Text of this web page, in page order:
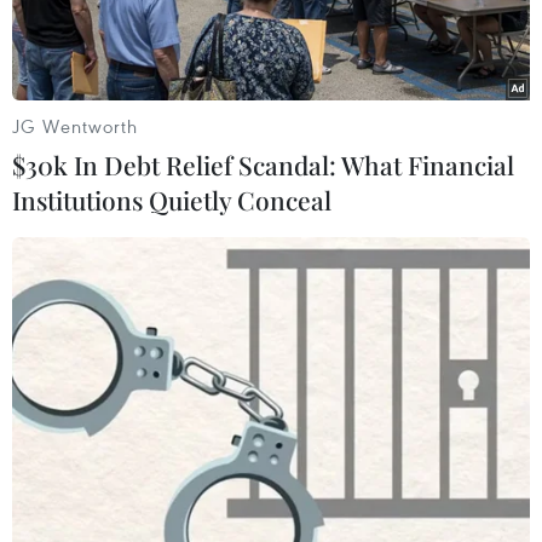
Các phương tiện xếp hàng dài chờ qua cửa khẩu Bobrowniki
sau khi Ba Lan đóng cửa khẩu này, ngày 13/11/2021. (Ảnh:
AFP/TTXVN)
Ngày 17/2, Belarus thông báo hạn chế các xe tải
Ba Lan tiếp cận lãnh thổ nước này và trục xuất
một nhân viên liên lạc sau khi Warsaw quyết
JG Wentworth
$30k In Debt Relief Scandal: What Financial
Institutions Quietly Conceal